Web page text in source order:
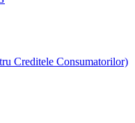
Creditele Consumatorilor)